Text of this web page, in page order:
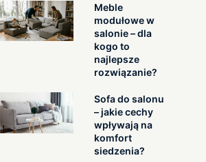
Meble
modułowe w
salonie – dla
kogo to
najlepsze
rozwiązanie?
Sofa do salonu
– jakie cechy
wpływają na
komfort
siedzenia?